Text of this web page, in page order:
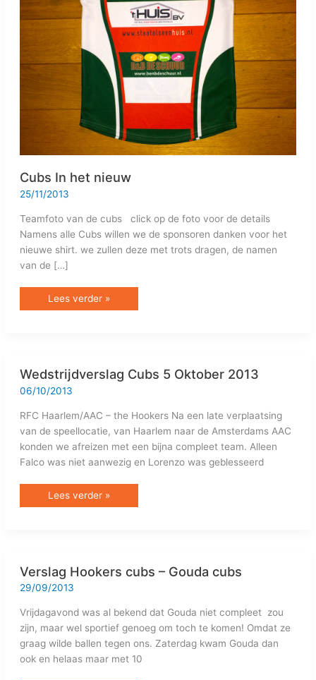
Cubs In het nieuw
25/11/2013
Teamfoto van de cubs click op de foto voor de details
Namens alle Cubs willen we de sponsoren danken voor het
nieuwe shirt. we zullen deze met trots dragen, de namen
van de […]
Lees verder »
Wedstrijdverslag Cubs 5 Oktober 2013
06/10/2013
RFC Haarlem/AAC – the Hookers Na een late verplaatsing
van de speellocatie, van Haarlem naar de Amsterdams AAC
konden we afreizen met een bijna compleet team. Alleen
Falco was niet aanwezig en Lorenzo was geblesseerd
Wedstrijdverslag
Cubs
5
Oktober
Lees verder »
Verslag Hookers cubs – Gouda cubs
29/09/2013
Vrijdagavond was al bekend dat Gouda niet compleet zou
zijn, maar wel sportief genoeg om toch te komen! Omdat ze
graag wilde ballen tegen ons. Zaterdag kwam Gouda dan
ook en helaas maar met 10
Verslag
Hookers
cubs
–
cubs